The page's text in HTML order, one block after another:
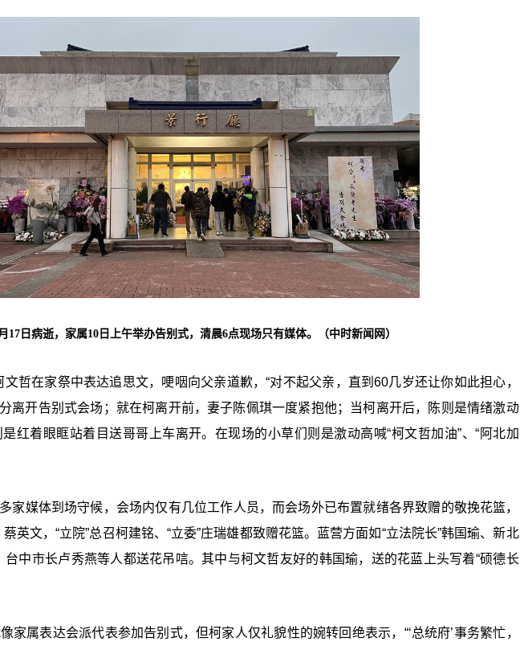
日病逝，家属10日上午举办告别式，清晨6点现场只有媒体。（中时新闻网）
哲在家祭中表达追思文，哽咽向父亲道歉，“对不起父亲，直到60几岁还让你如此担心，
离开告别式会场； 就在柯离开前，妻子陈佩琪一度紧抱他；当柯离开后，陈则是情绪激动
红着眼眶站着目送哥哥上车离开。 在现场的小草们则是激动高喊“柯文哲加油”、“阿北加
家媒体到场守候，会场内仅有几位工作人员，而会场外已布置就绪各界致赠的敬挽花篮，
蔡英文，“立院”总召柯建铭、“立委”庄瑞雄都致赠花篮。蓝营方面如“立法院长”韩国瑜、新北
中市长卢秀燕等人都送花吊唁。其中与柯文哲友好的韩国瑜，送的花蓝上头写着“硕德长
家属表达会派代表参加告别式，但柯家人仅礼貌性的婉转回绝表示，“‘总统府’事务繁忙，